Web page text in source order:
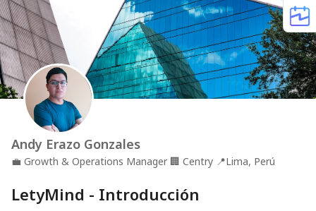
Andy Erazo Gonzales
💼 Growth & Operations Manager 🏢 Centry 📍Lima, Perú
LetyMind - Introducción